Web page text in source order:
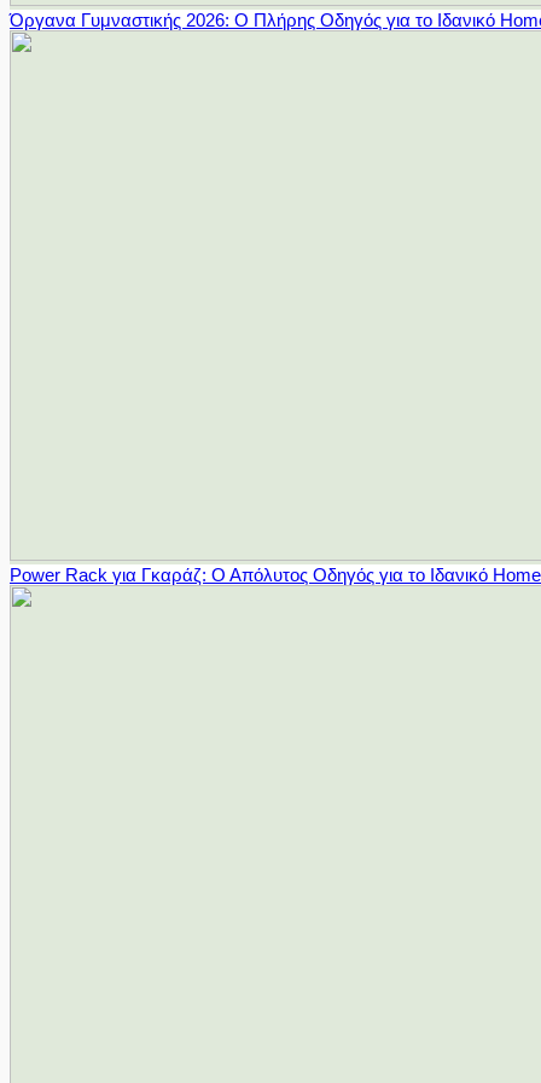
Όργανα Γυμναστικής 2026: Ο Πλήρης Οδηγός για το Ιδανικό
Power Rack για Γκαράζ: Ο Απόλυτος Οδηγός για το Ιδανικό